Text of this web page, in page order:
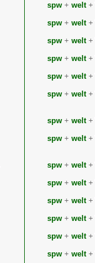
spw + welt+
spw + welt+
spw + welt+
spw + welt+
spw + welt+
spw + welt+
spw + welt+
spw + welt+
spw + welt+
spw + welt+
spw + welt+
spw + welt+
spw + welt+
spw + welt+